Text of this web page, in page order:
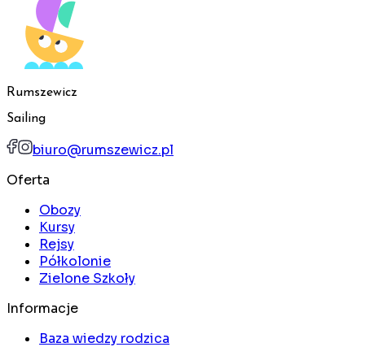
Rumszewicz
Sailing
biuro@rumszewicz.pl
Oferta
Obozy
Kursy
Rejsy
Półkolonie
Zielone Szkoły
Informacje
Baza wiedzy rodzica